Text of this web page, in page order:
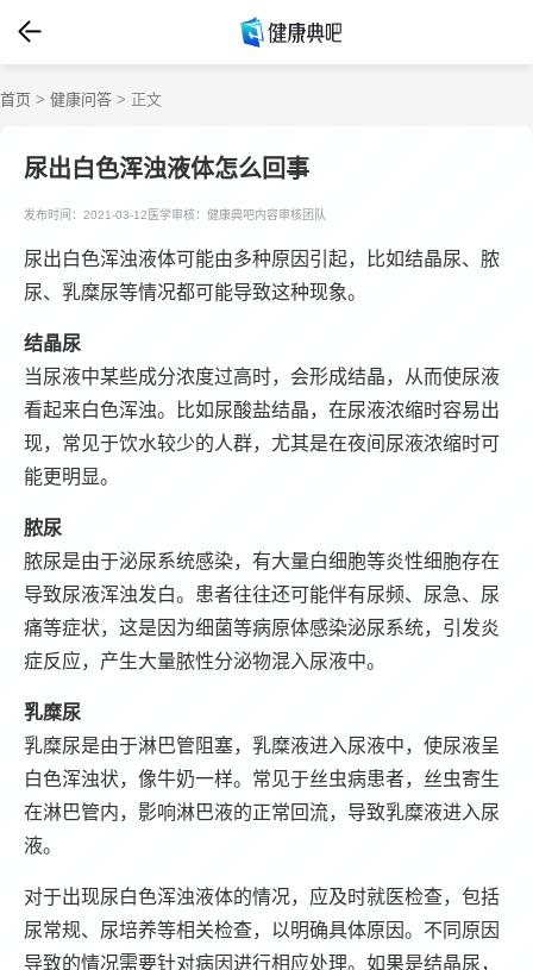
首页 > 健康问答 > 正文
尿出白色浑浊液体怎么回事
发布时间：2021-03-12 医学审核：健康典吧内容审核团队
尿出白色浑浊液体可能由多种原因引起，比如结晶尿、脓
尿、乳糜尿等情况都可能导致这种现象。
结晶尿
当尿液中某些成分浓度过高时，会形成结晶，从而使尿液
看起来白色浑浊。比如尿酸盐结晶，在尿液浓缩时容易出
现，常见于饮水较少的人群，尤其是在夜间尿液浓缩时可
能更明显。
脓尿
脓尿是由于泌尿系统感染，有大量白细胞等炎性细胞存在
导致尿液浑浊发白。患者往往还可能伴有尿频、尿急、尿
痛等症状，这是因为细菌等病原体感染泌尿系统，引发炎
症反应，产生大量脓性分泌物混入尿液中。
乳糜尿
乳糜尿是由于淋巴管阻塞，乳糜液进入尿液中，使尿液呈
白色浑浊状，像牛奶一样。常见于丝虫病患者，丝虫寄生
在淋巴管内，影响淋巴液的正常回流，导致乳糜液进入尿
液。
对于出现尿白色浑浊液体的情况，应及时就医检查，包括
尿常规、尿培养等相关检查，以明确具体原因。不同原因
导致的情况需要针对病因进行相应处理。如果是结晶尿，